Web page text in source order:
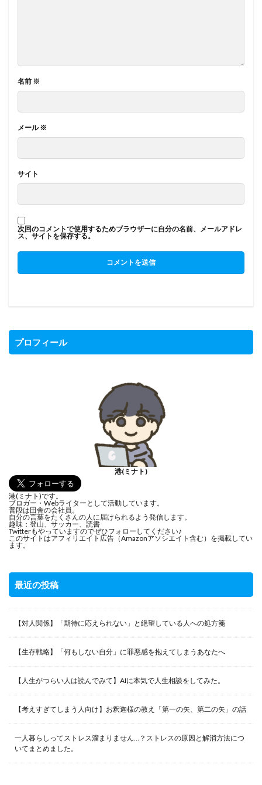
名前 ※
メール※
サイト
次回のコメントで使用するためブラウザーに自分の名前、メールアドレ
ス、サイトを保存する。
プロフィール
港(ミナト)
港(ミナト)です。
ブロガー・Webライターとして活動しています。
普段は田舎の会社員。
自分の言葉をたくさんの人に届けられるよう発信します。
趣味：登山、サッカー、読書
Twitterもやっていますのでぜひフォローしてください♪
このサイトはアフィリエイト広告（Amazonアソシエイト含む）を掲載してい
ます。
最近の投稿
【対人関係】「期待に応えられない」と絶望している人への処方箋
【生存戦略】「何もしない自分」に罪悪感を抱えてしまうあなたへ
【人生がつらい人は読んでみて】AIに本気で人生相談をしてみた。
【考えすぎてしまう人向け】お釈迦様の教え「第一の矢、第二の矢」の話
一人暮らしってストレス溜まりません…？ストレスの原因と解消方法につ
いてまとめました。